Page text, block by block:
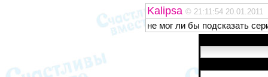
Kalipsa © 21:11:54 20.01.2011
не мог ли бы подсказать